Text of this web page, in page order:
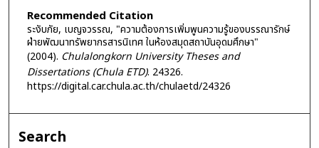
Recommended Citation
ระงับภัย, เบญจวรรณ, "ความต้องการเพิ่มพูนความรู้ของบรรณารักษ์
ฝ่ายพัฒนาทรัพยากรสารนิเทศ ในห้องสมุดสถาบันอุดมศึกษา"
(2004). Chulalongkorn University Theses and
Dissertations (Chula ETD). 24326.
https://digital.car.chula.ac.th/chulaetd/24326
Search